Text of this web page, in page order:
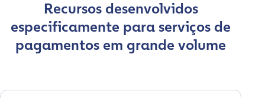
Recursos desenvolvidos
especificamente para serviços de
pagamentos em grande volume